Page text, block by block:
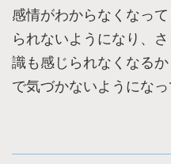
感情がわからなくなっ
られないようになり、
識も感じられなくなる
で気づかないようになっ